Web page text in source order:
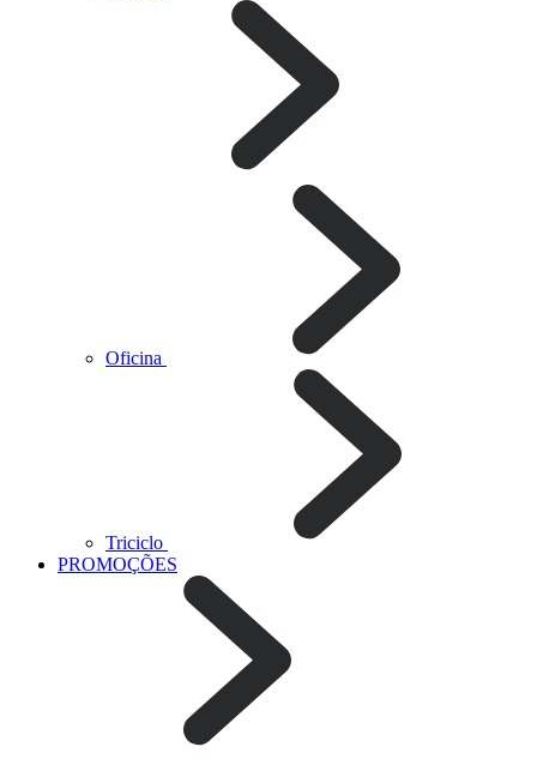
Oficina
Triciclo
PROMOÇÕES